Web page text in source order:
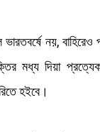
নয়, বাহিরেও
মধ্য দিয়া
হইবে।